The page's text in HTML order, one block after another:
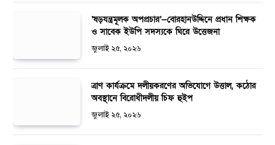
‘ষড়যন্ত্রমূলক অপপ্রচার’—বোরহানউদ্দিনে প্রধান শিক্ষক
ও সাবেক ইউপি সদস্যকে ঘিরে উত্তেজনা
জুলাই ২৫, ২০২৬
ত্রাণ কার্যক্রমে দলীয়করণের অভিযোগে উত্তাল, কঠোর
অবস্থানে বিরোধীদলীয় চিফ হুইপ
জুলাই ২৫, ২০২৬